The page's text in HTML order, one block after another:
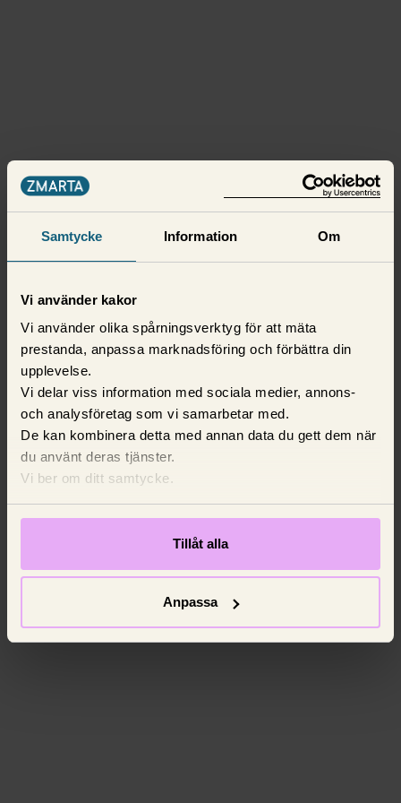
Samtycke Information Om
Vi använder kakor
Vi använder olika spårningsverktyg för att mäta
prestanda, anpassa marknadsföring och förbättra din
upplevelse.
Vi delar viss information med sociala medier, annons-
och analysföretag som vi samarbetar med.
De kan kombinera detta med annan data du gett dem när
du använt deras tjänster.
Vi ber om ditt samtycke.
Tillåt alla
Anpassa